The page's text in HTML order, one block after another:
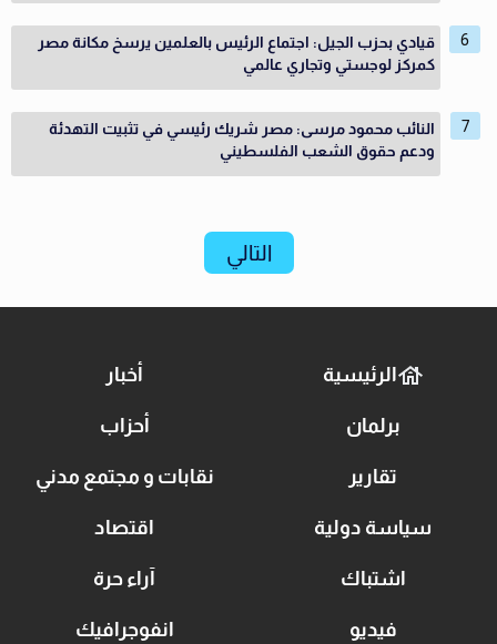
قيادي بحزب الجيل: اجتماع الرئيس بالعلمين يرسخ مكانة مصر
كمركز لوجستي وتجاري عالمي
النائب محمود مرسى: مصر شريك رئيسي في تثبيت التهدئة
ودعم حقوق الشعب الفلسطيني
التالي
الرئيسية أخبار
برلمان أحزاب
تقارير نقابات و مجتمع مدني
سياسة دولية اقتصاد
اشتباك آراء حرة
فيديو انفوجرافيك